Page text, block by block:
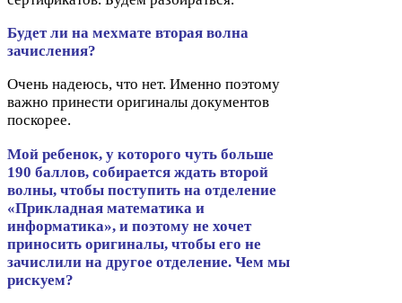
Будет ли на мехмате вторая волна
зачисления?
Очень надеюсь, что нет. Именно поэтому
важно принести оригиналы документов
поскорее.
Мой ребенок, у которого чуть больше
190 баллов, собирается ждать второй
волны, чтобы поступить на отделение
«Прикладная математика и
информатика», и поэтому не хочет
приносить оригиналы, чтобы его не
зачислили на другое отделение. Чем мы
рискуем?